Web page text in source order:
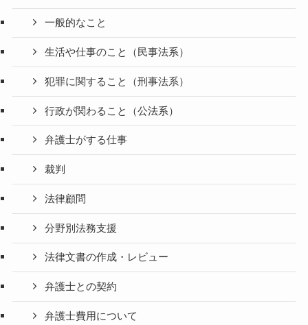
一般的なこと
生活や仕事のこと（民事法系）
犯罪に関すること（刑事法系）
行政が関わること（公法系）
弁護士がする仕事
裁判
法律顧問
分野別法務支援
法律文書の作成・レビュー
弁護士との契約
弁護士費用について